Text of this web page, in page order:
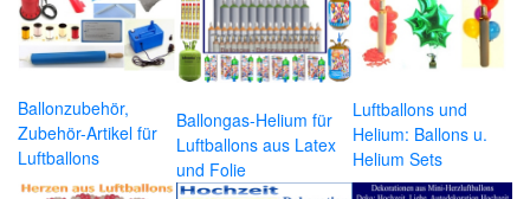
Ballonzubehör,
Zubehör-Artikel für
Luftballons
Ballongas-Helium für
Luftballons aus Latex
und Folie
Luftballons und
Helium: Ballons u.
Helium Sets